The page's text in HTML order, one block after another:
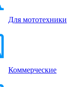
Для мототехники
Коммерческие